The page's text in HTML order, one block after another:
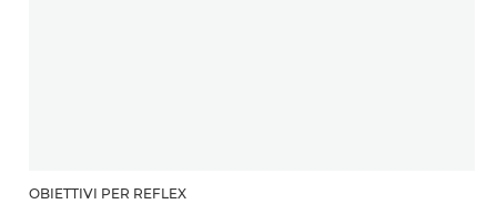
OBIETTIVI PER REFLEX